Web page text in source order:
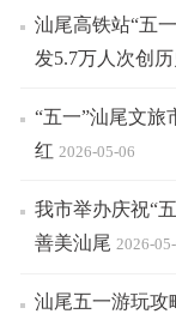
汕尾高铁站“五
发5.7万人次创
“五一”汕尾文
红 2026-05-06
我市举办庆祝“
善美汕尾 2026-
汕尾五一游玩攻